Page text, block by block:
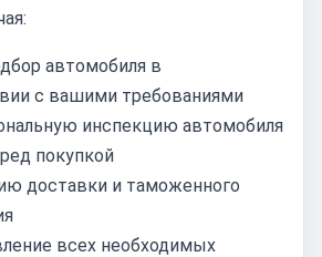
автомобиля в
с вашими требованиями
инспекцию автомобиля
покупкой
доставки и таможенного
всех необходимых